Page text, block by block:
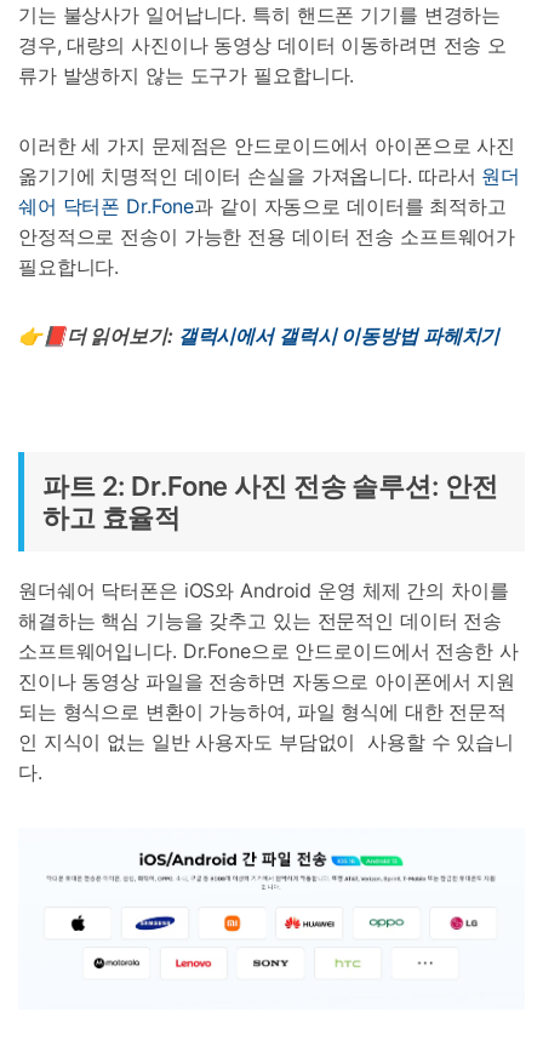
기는 불상사가 일어납니다. 특히 핸드폰 기기를 변경하는
경우, 대량의 사진이나 동영상 데이터 이동하려면 전송 오
류가 발생하지 않는 도구가 필요합니다.
이러한 세 가지 문제점은 안드로이드에서 아이폰으로 사진
옮기기에 치명적인 데이터 손실을 가져옵니다. 따라서 원더
쉐어 닥터폰 Dr.Fone과 같이 자동으로 데이터를 최적하고
안정적으로 전송이 가능한 전용 데이터 전송 소프트웨어가
필요합니다.
👉📕더 읽어보기: 갤럭시에서 갤럭시 이동방법 파헤치기
파트 2: Dr.Fone 사진 전송 솔루션: 안전
하고 효율적
원더쉐어 닥터폰은 iOS와 Android 운영 체제 간의 차이를
해결하는 핵심 기능을 갖추고 있는 전문적인 데이터 전송
소프트웨어입니다. Dr.Fone으로 안드로이드에서 전송한 사
진이나 동영상 파일을 전송하면 자동으로 아이폰에서 지원
되는 형식으로 변환이 가능하여, 파일 형식에 대한 전문적
인 지식이 없는 일반 사용자도 부담없이 사용할 수 있습니
다.